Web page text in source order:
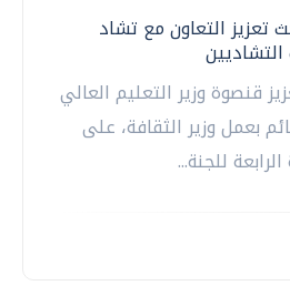
تعزيز التعاون مع تشاد
التشاديين
قنصوة وزير التعليم العالي
بعمل وزير الثقافة، على
للجنة...